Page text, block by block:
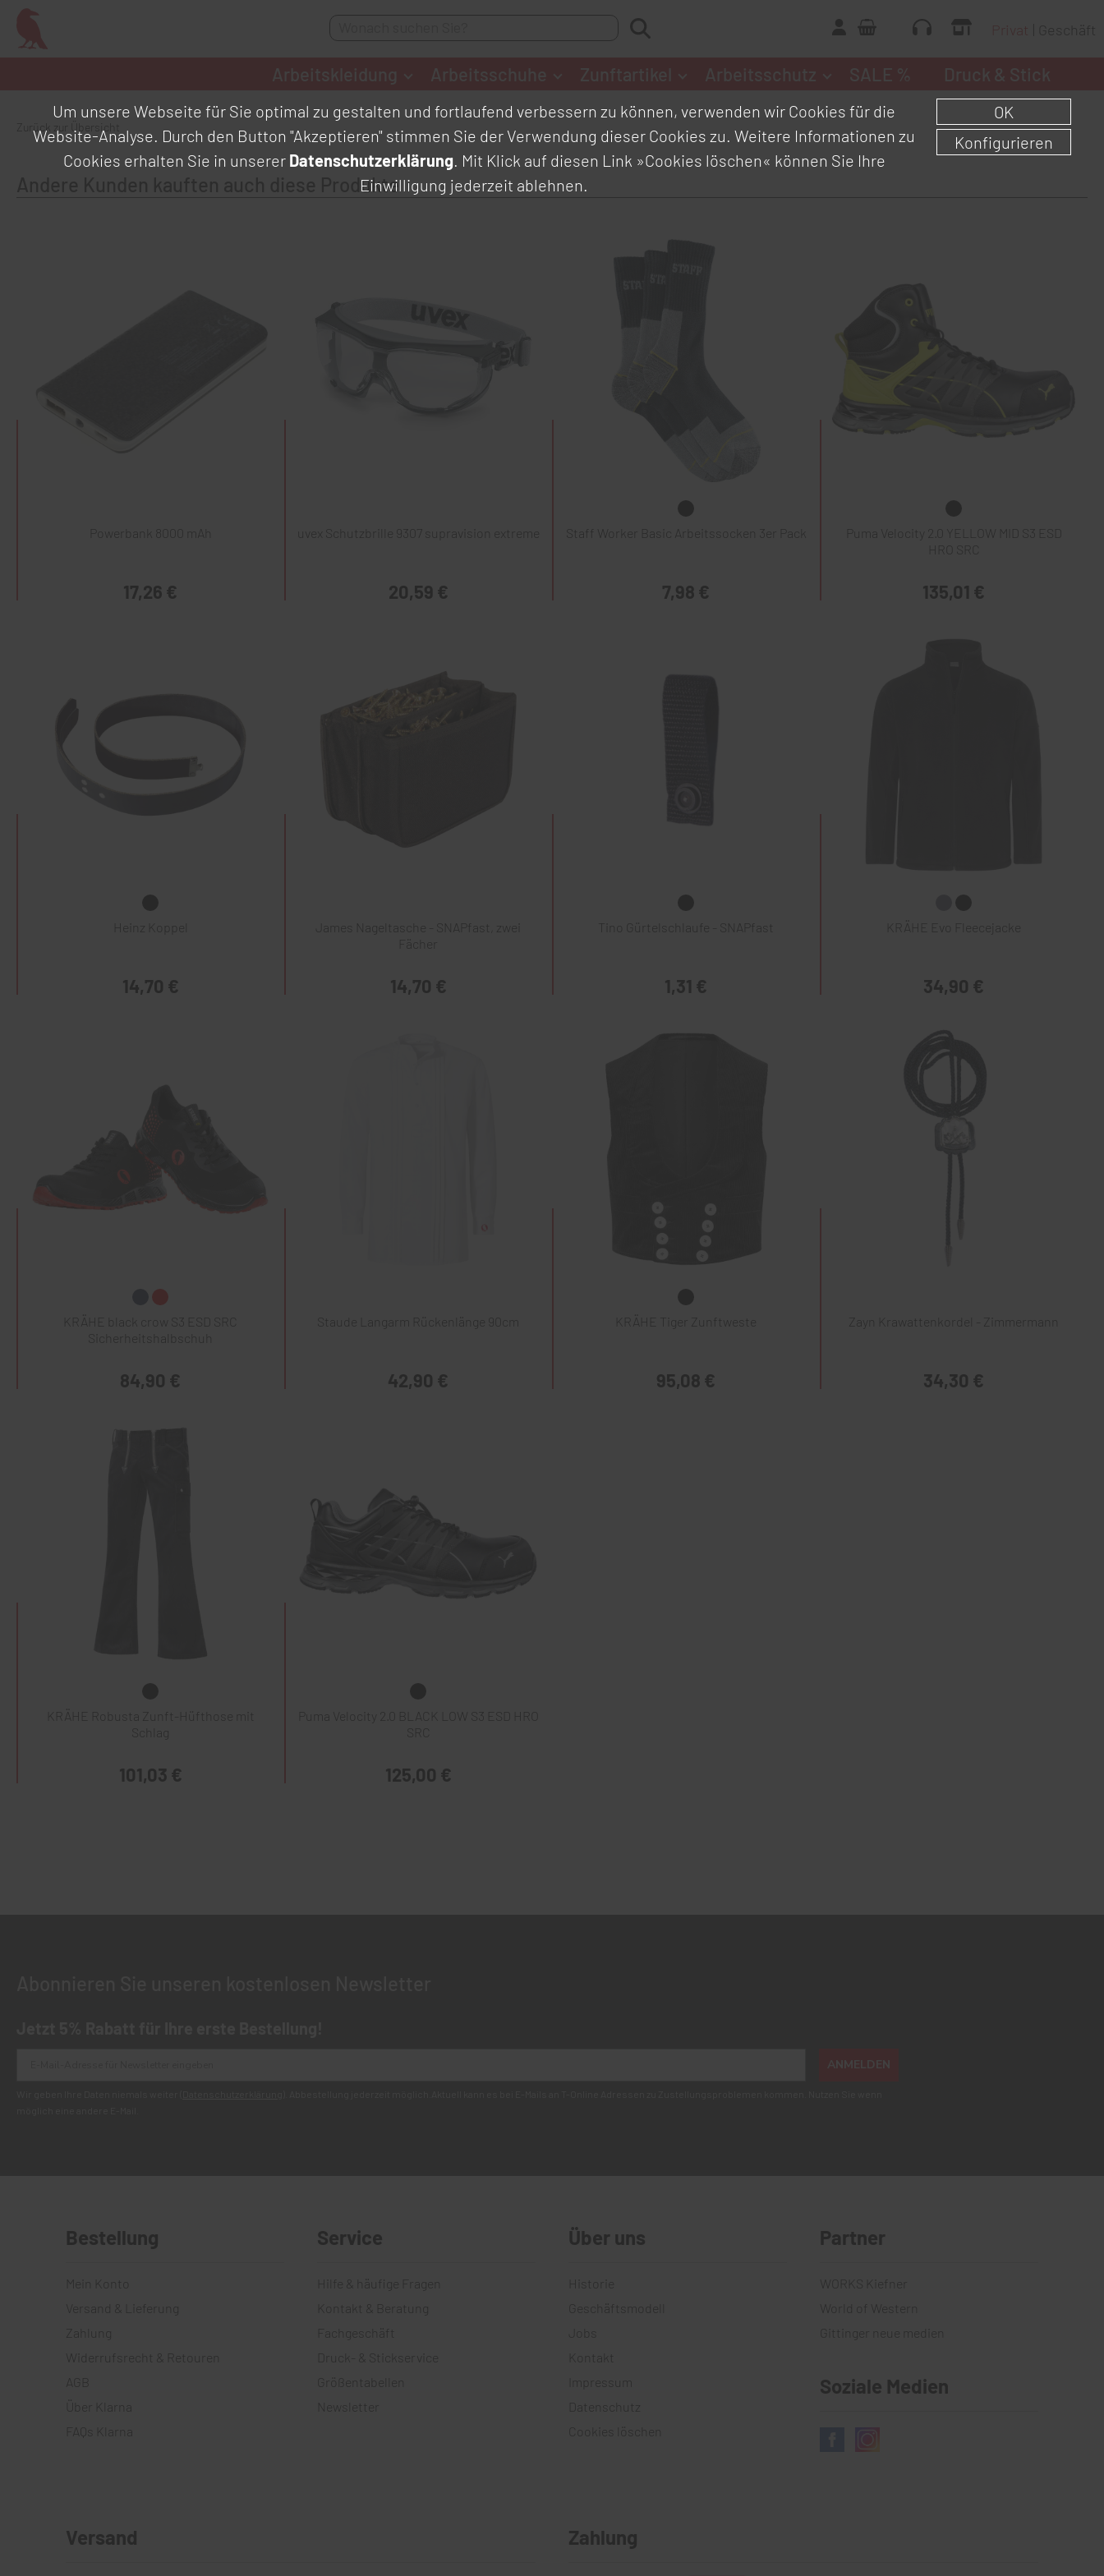
Geschäft
Andere Kunden kauften auch diese Produkte
Powerbank 8000 mAh
17,26 €
uvex Schutzbrille 9307 supravision extreme
20,59 €
Staff Worker Basic Arbeitssocken 3er Pack
7,98 €
Puma Velocity 2.0 YELLOW MID S3 ESD
135,01 €
14,70 €
James Nageltasche - SNAPfast, zwei
14,70 €
Tino Gürtelschlaufe - SNAPfast
1,31 €
KRÄHE Evo Fleecejacke
34,90 €
KRÄHE black crow S3 ESD SRC
Sicherheitshalbschuh
84,90 €
Staude Langarm Rückenlänge 90cm
42,90 €
KRÄHE Tiger Zunftweste
95,08 €
Zayn Krawattenkordel - Zimmermann
34,30 €
KRÄHE Robusta Zunft-Hüfthose mit
Schlag
101,03 €
Puma Velocity 2.0 BLACK LOW S3 ESD HRO
125,00 €
Um unsere Webseite für Sie optimal zu gestalten und fortlaufend verbessern zu können, verwenden wir Cookies für die
Website-Analyse. Durch den Button "Akzeptieren" stimmen Sie der Verwendung dieser Cookies zu. Weitere Informationen zu
Cookies erhalten Sie in unserer Datenschutzerklärung. Mit Klick auf diesen Link »Cookies löschen« können Sie Ihre
Einwilligung jederzeit ablehnen.
OK
Konfigurieren
Bestellung
Versand & Lieferung
Zahlung
Widerrufsrecht & Retouren
AGB
FAQs Klarna
Service
Hilfe & häufige Fragen
Kontakt & Beratung
Fachgeschäft
Druck- & Stickservice
Größentabellen
Newsletter
Über uns
Geschäftsmodell
Kontakt
Impressum
Datenschutz
Cookies löschen
Partner
World of Western
Gittinger neue medien
Soziale Medien
Versand Zahlung